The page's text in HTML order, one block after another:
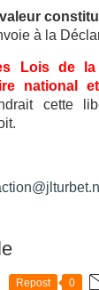
à la
Lois de la
national
cette
Repost 0